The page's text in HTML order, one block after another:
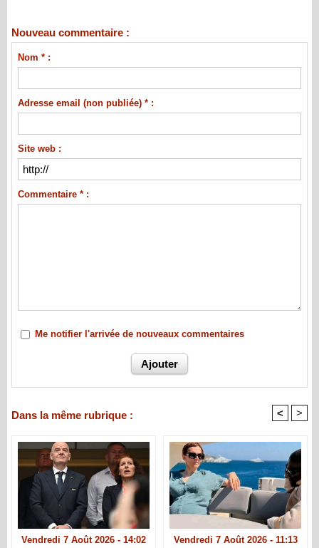
Nouveau commentaire :
Nom * :
Adresse email (non publiée) * :
Site web :
Commentaire * :
Me notifier l'arrivée de nouveaux commentaires
Dans la même rubrique : < >
Vendredi 7 Août 2026 - 14:02 Vendredi 7 Août 2026 - 11:13